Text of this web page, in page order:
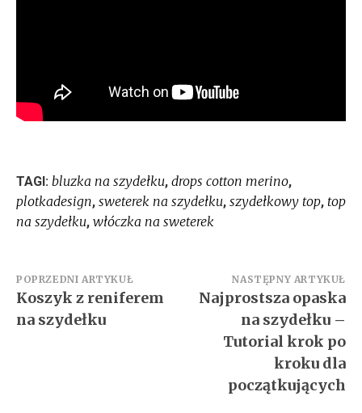
TAGI: bluzka na szydełku, drops cotton merino,
plotkadesign, sweterek na szydełku, szydełkowy top, top
na szydełku, włóczka na sweterek
Nawigacja
wpisu
POPRZEDNI ARTYKUŁ
Koszyk z reniferem
na szydełku
NASTĘPNY ARTYKUŁ
Najprostsza opaska
na szydełku –
Tutorial krok po
kroku dla
początkujących